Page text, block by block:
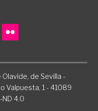
flickr
de Sevilla -
Valpuesta, 1 - 41089
ND 4.0